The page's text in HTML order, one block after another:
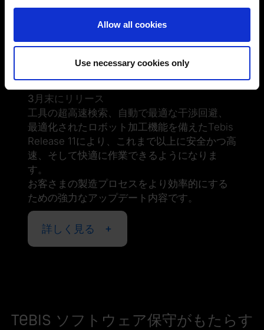
You can change or revoke your consent at any time.
Imprint|Data protection |Disclaimer of liability
Allow all cookies
Use necessary cookies only
Tebis 4.1 Release 11: バーチャル
で検証し、より安全で高精度な加
工へ
3月末にリリース
工具の超高速検索、自動で最適な干渉回避、
最適化されたロボット加工機能を備えたTebis
Release 11により、これまで以上に安全かつ高
速、そして快適に作業できるようになりま
す。
お客さまの製造プロセスをより効率的にする
ための強力なアップデート内容です。
詳しく見る
Tebis ソフトウェア保守がもたらす